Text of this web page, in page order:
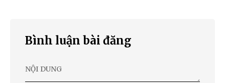
Bình luận bài đăng